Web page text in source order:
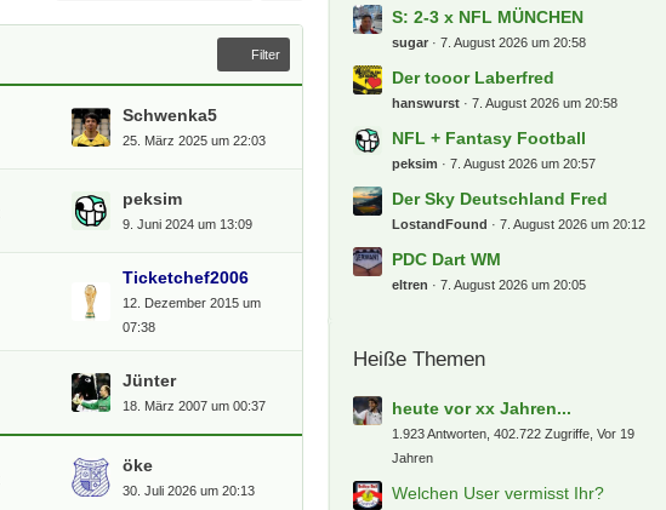
Filter
Schwenka5
25. März 2025 um 22:03
peksim
9. Juni 2024 um 13:09
Ticketchef2006
12. Dezember 2015 um
07:38
Jünter
18. März 2007 um 00:37
öke
30. Juli 2026 um 20:13
Sammelsuchfred Darts WM 26/27 -
Ally Pally
jpf 7. August 2026 um 22:14
3. Liga 26/27
Jonas_98 7. August 2026 um 21:53
RB Leipzig
Spatzl 7. August 2026 um 21:51
2.Liga - Spieltagsgelaber
reichireich 7. August 2026 um 21:24
1. FC Köln
Eishockey-WM 2027 in
saschku 7. August 2026 um 21:11
(B) 2 x Finale Herren Hockey WM
30.8.2026
sugar 7. August 2026 um 21:08